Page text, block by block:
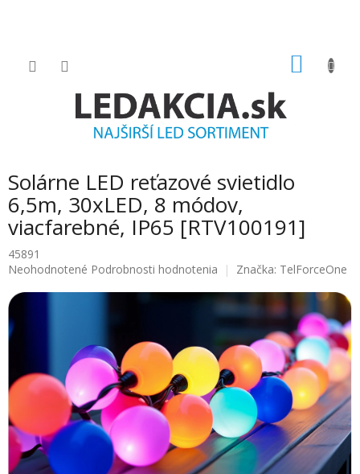
Solárne LED reťazové svietidlo
6,5m, 30xLED, 8 módov,
viacfarebné, IP65 [RTV100191]
45891
Priemerné
produktu
je
0.0
z
hviezdičiek.
Neohodnotené Podrobnosti hodnotenia Značka: TelForceOne